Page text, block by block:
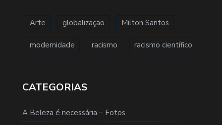
Arte globalização Milton Santos
modernidade racismo racismo científico
CATEGORIAS
A Beleza é necessária – Fotos